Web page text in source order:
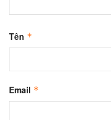
Tên *
Email *